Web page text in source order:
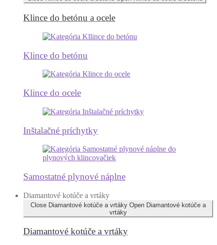
Klince do betónu a ocele
Klince do betónu
Klince do ocele
Inštalačné príchytky
Samostatné plynové náplne
Diamantové kotúče a vrtáky
Close Diamantové kotúče a vrtáky Open Diamantové kotúče a
vrtáky
Diamantové kotúče a vrtáky